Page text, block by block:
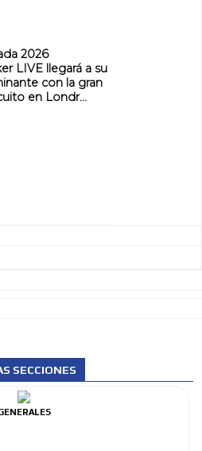
2026
LIVE llegará a su
con la gran
en Londr...
SECCIONES